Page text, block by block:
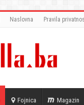
Naslovna Pravila
Fojnica Magazin